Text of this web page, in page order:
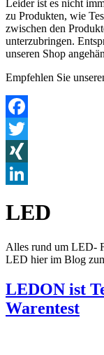
Leider ist es nicht
zu Produkten, wie
zwischen den
unterzubringen.
unseren Shop
Empfehlen Sie
Facebook
Twitter
XING
LED
Alles rund um LED-
LED hier im Blog
LEDON ist
Warentest